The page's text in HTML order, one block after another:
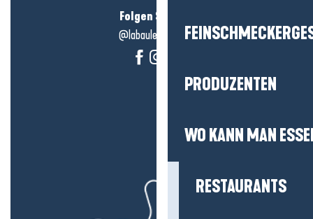
PRODUZENTEN
WO KANN MAN
RESTAURANTS
Folgen Sie uns!
@labauleguérande